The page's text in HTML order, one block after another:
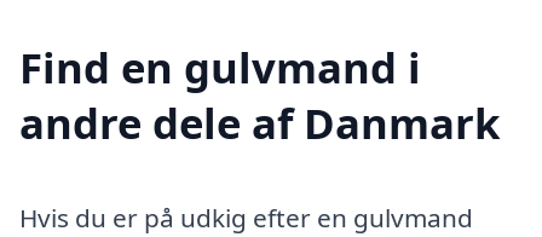
Find en gulvmand i
andre dele af Danmark
Hvis du er på udkig efter en gulvmand